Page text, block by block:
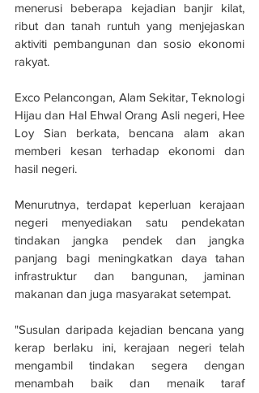
menerusi beberapa kejadian banjir kilat,
ribut dan tanah runtuh yang menjejaskan
aktiviti pembangunan dan sosio ekonomi
rakyat.
Exco Pelancongan, Alam Sekitar, Teknologi
Hijau dan Hal Ehwal Orang Asli negeri, Hee
Loy Sian berkata, bencana alam akan
memberi kesan terhadap ekonomi dan
hasil negeri.
Menurutnya, terdapat keperluan kerajaan
negeri menyediakan satu pendekatan
tindakan jangka pendek dan jangka
panjang bagi meningkatkan daya tahan
infrastruktur dan bangunan, jaminan
makanan dan juga masyarakat setempat.
"Susulan daripada kejadian bencana yang
kerap berlaku ini, kerajaan negeri telah
mengambil tindakan segera dengan
menambah baik dan menaik taraf